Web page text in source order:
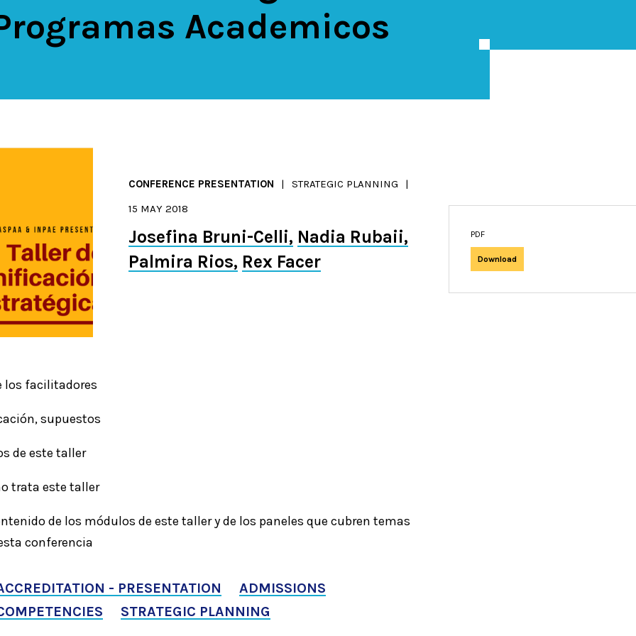
Academicos
CONFERENCE PRESENTATION
STRATEGIC PLANNING
15 MAY 2018
Josefina Bruni-Celli Nadia Rubaii
Palmira Rios Rex Facer
los facilitadores
supuestos
de este taller
trata este taller
de los módulos de este taller y de los paneles que cubren temas
conferencia
PDF
Download
- PRESENTATION
ADMISSIONS
STRATEGIC PLANNING